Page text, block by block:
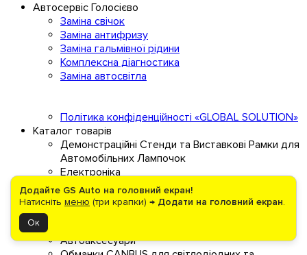
Додайте GS Auto на головний екран!
Натисніть меню (три крапки) → Додати на головний екран.
Ок
Автосервіс Голосієво
Заміна свічок
Заміна антифризу
Заміна гальмівної рідини
Комплексна діагностика
Заміна автосвітла
Політика конфіденційності «GLOBAL SOLUTION»
Каталог товарів
Демонстраційні Стенди та Виставкові Рамки для
Автомобільних Лампочок
Електроніка
Енергозабезпечення
Авто світло
Автоаксесуари